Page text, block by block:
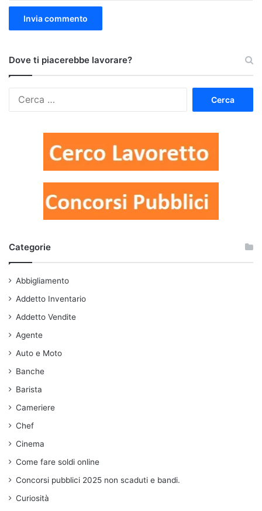
Dove ti piacerebbe lavorare?
Categorie
Abbigliamento
Addetto Inventario
Addetto Vendite
Agente
Auto e Moto
Banche
Barista
Cameriere
Chef
Cinema
Come fare soldi online
Concorsi pubblici 2025 non scaduti e bandi.
Curiosità